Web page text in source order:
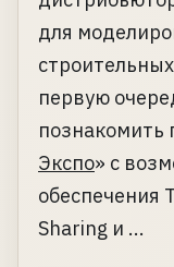
для
первую
познакомить
Экспо» с
обеспечения
Sharing и ...